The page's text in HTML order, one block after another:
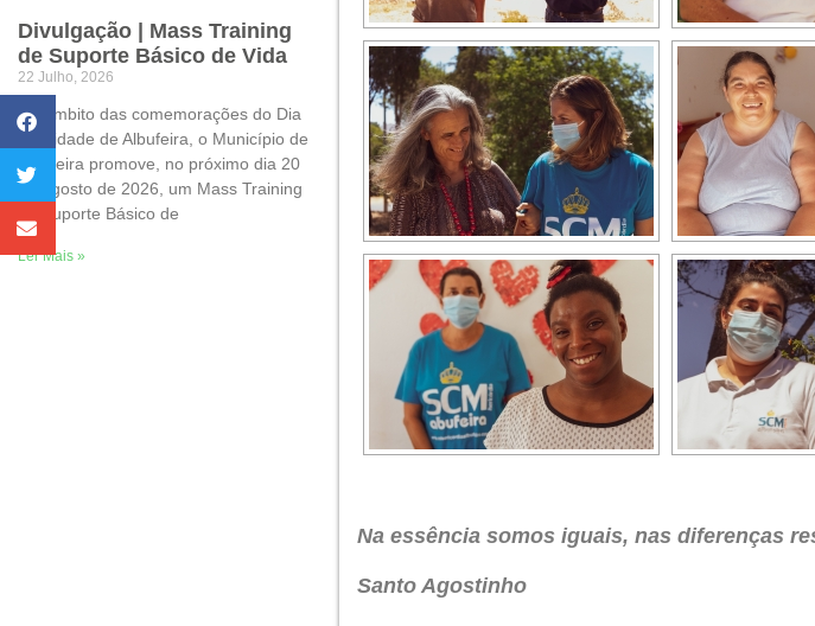
Divulgação | Mass Training
de Suporte Básico de Vida
22 Julho, 2026
No âmbito das comemorações do Dia
da Cidade de Albufeira, o Município de
Albufeira promove, no próximo dia 20
de agosto de 2026, um Mass Training
de Suporte Básico de
Ler Mais »
Na essência somos iguais, nas diferenças
Santo Agostinho